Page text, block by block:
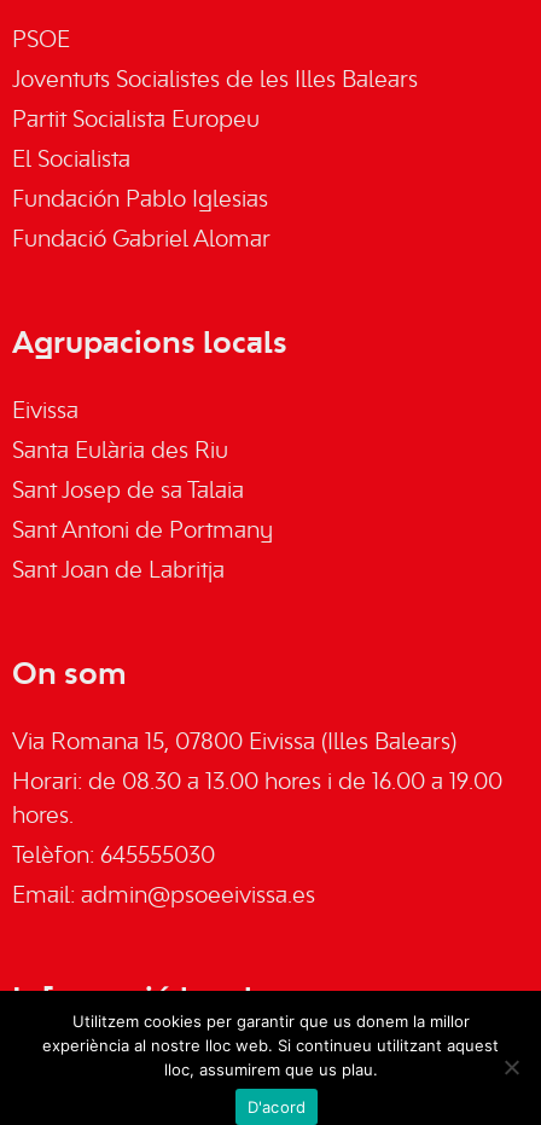
PSOE
Joventuts Socialistes de les Illes Balears
Partit Socialista Europeu
El Socialista
Fundación Pablo Iglesias
Fundació Gabriel Alomar
Agrupacions locals
Eivissa
Santa Eulària des Riu
Sant Josep de sa Talaia
Sant Antoni de Portmany
Sant Joan de Labritja
On som
Via Romana 15, 07800 Eivissa (Illes Balears)
Horari: de 08.30 a 13.00 hores i de 16.00 a 19.00
hores.
Telèfon: 645555030
Email: admin@psoeeivissa.es
Informació legal
Utilitzem cookies per garantir que us donem la millor
experiència al nostre lloc web. Si continueu utilitzant aquest
lloc, assumirem que us plau.
D'acord